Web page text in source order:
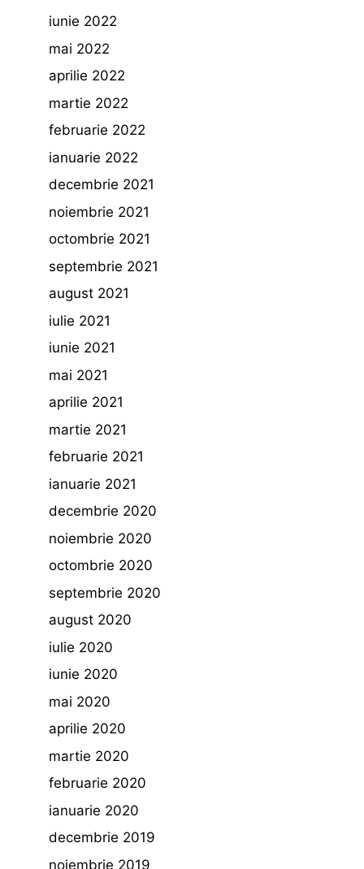
iunie 2022
mai 2022
aprilie 2022
martie 2022
februarie 2022
ianuarie 2022
decembrie 2021
noiembrie 2021
octombrie 2021
septembrie 2021
august 2021
iulie 2021
iunie 2021
mai 2021
aprilie 2021
martie 2021
februarie 2021
ianuarie 2021
decembrie 2020
noiembrie 2020
octombrie 2020
septembrie 2020
august 2020
iulie 2020
iunie 2020
mai 2020
aprilie 2020
martie 2020
februarie 2020
ianuarie 2020
decembrie 2019
noiembrie 2019